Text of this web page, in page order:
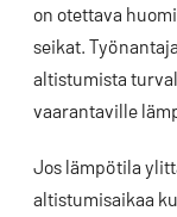
on otettava
seikat.
altistumista
vaarantaville
Jos lämpötila
altistumisaikaa